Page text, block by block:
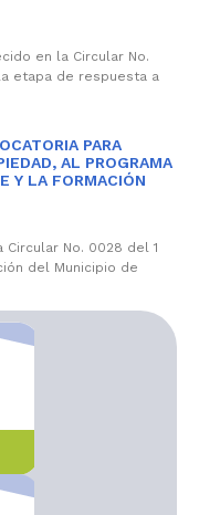
en la Circular No.
etapa de respuesta a
PARA
AL PROGRAMA
Y LA FORMACIÓN
No. 0028 del 1
del Municipio de